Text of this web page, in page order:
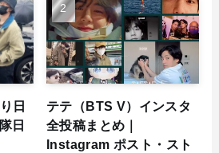
日
日
テテ（BTS V）インスタ
全投稿まとめ｜
Instagram ポスト・スト